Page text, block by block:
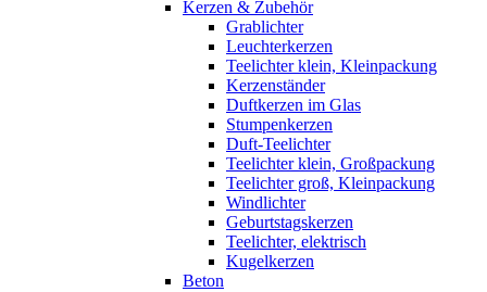
Kerzen & Zubehör
Grablichter
Leuchterkerzen
Teelichter klein, Kleinpackung
Kerzenständer
Duftkerzen im Glas
Stumpenkerzen
Duft-Teelichter
Teelichter klein, Großpackung
Teelichter groß, Kleinpackung
Windlichter
Geburtstagskerzen
Teelichter, elektrisch
Kugelkerzen
Beton